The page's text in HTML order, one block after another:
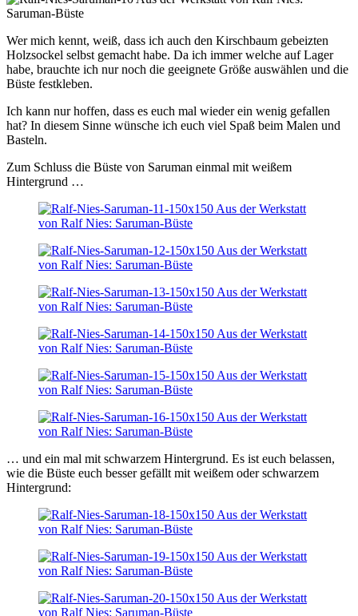
Wer mich kennt, weiß, dass ich auch den Kirschbaum gebeizten
Holzsockel selbst gemacht habe. Da ich immer welche auf Lager
habe, brauchte ich nur noch die geeignete Größe auswählen und die
Büste festkleben.
Ich kann nur hoffen, dass es euch mal wieder ein wenig gefallen
hat? In diesem Sinne wünsche ich euch viel Spaß beim Malen und
Basteln.
Zum Schluss die Büste von Saruman einmal mit weißem
Hintergrund …
… und ein mal mit schwarzem Hintergrund. Es ist euch belassen,
wie die Büste euch besser gefällt mit weißem oder schwarzem
Hintergrund: